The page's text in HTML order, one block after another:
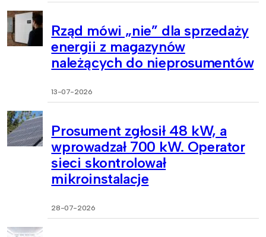
Rząd mówi „nie” dla sprzedaży
energii z magazynów
należących do nieprosumentów
13-07-2026
Prosument zgłosił 48 kW, a
wprowadzał 700 kW. Operator
sieci skontrolował
mikroinstalacje
28-07-2026